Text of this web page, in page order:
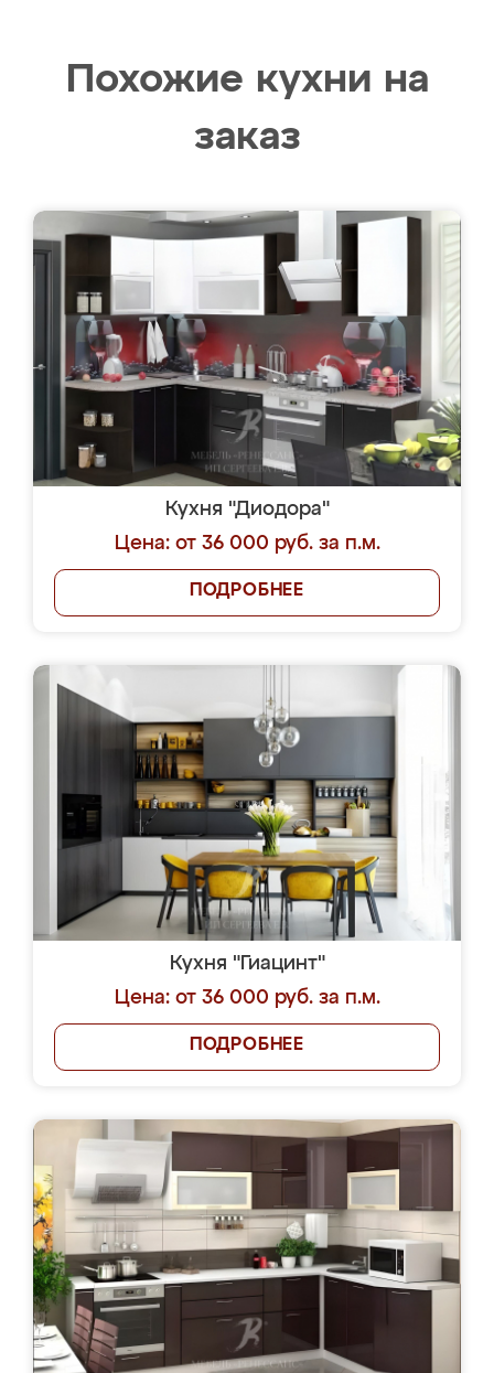
Похожие кухни на
заказ
Кухня "Диодора"
Цена: от 36 000 руб. за п.м.
ПОДРОБНЕЕ
Кухня "Гиацинт"
Цена: от 36 000 руб. за п.м.
ПОДРОБНЕЕ